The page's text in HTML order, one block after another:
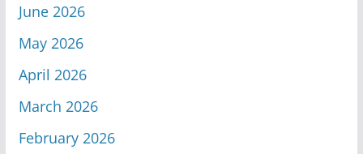
June 2026
May 2026
April 2026
March 2026
February 2026